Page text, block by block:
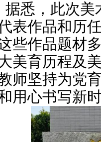
据悉，此次美
表作品和历
些作品题材
美育历程及
师坚持为党
用心书写新